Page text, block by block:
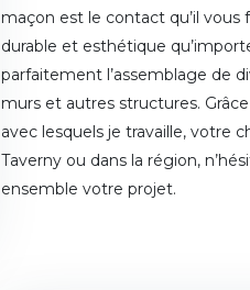
maçon est le contact qu’il vous
durable et esthétique
parfaitement l’assemblage de
murs et autres structures.
avec lesquels je travaille, votre
Taverny ou dans la région,
ensemble votre projet.